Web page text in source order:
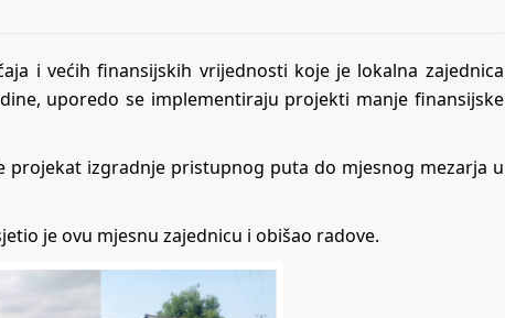
i većih finansijskih vrijednosti koje je lokalna zajednica
uporedo se implementiraju projekti manje finansijske
projekat izgradnje pristupnog puta do mjesnog mezarja u
je ovu mjesnu zajednicu i obišao radove.